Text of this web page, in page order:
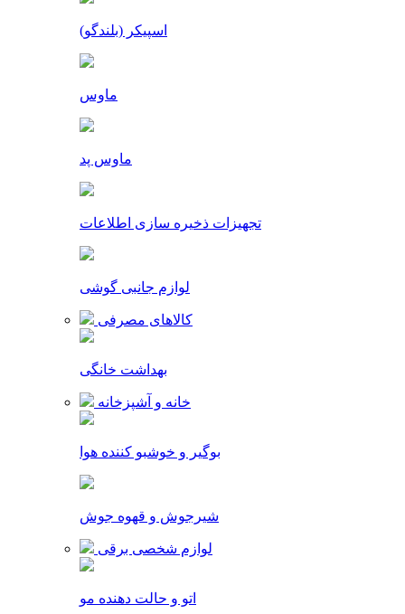
اسپیکر (بلندگو)
ماوس
ماوس پد
تجهیزات ذخیره سازی اطلاعات
لوازم جانبی گوشی
کالاهای مصرفی
بهداشت خانگی
خانه و آشپزخانه
بوگیر و خوشبو کننده هوا
شیرجوش و قهوه جوش
لوازم شخصی برقی
اتو و حالت دهنده مو